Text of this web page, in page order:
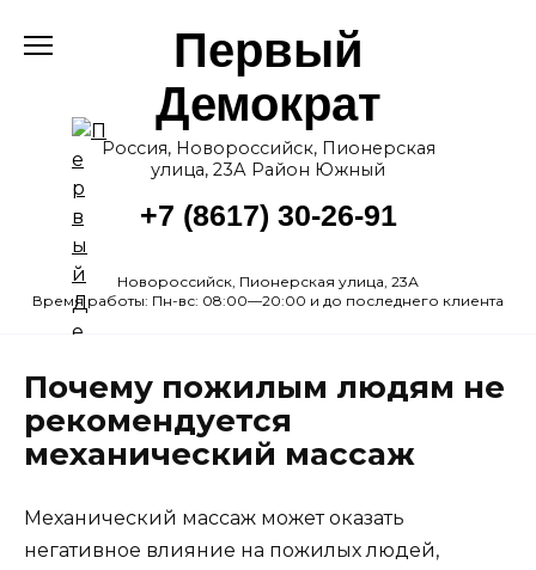
Первый
Демократ
Россия, Новороссийск, Пионерская
улица, 23А Район Южный
+7 (8617) 30-26-91
Новороссийск, Пионерская улица, 23А
Время работы: Пн-вс: 08:00—20:00 и до последнего клиента
Почему пожилым людям не
рекомендуется
механический массаж
Механический массаж может оказать
негативное влияние на пожилых людей,